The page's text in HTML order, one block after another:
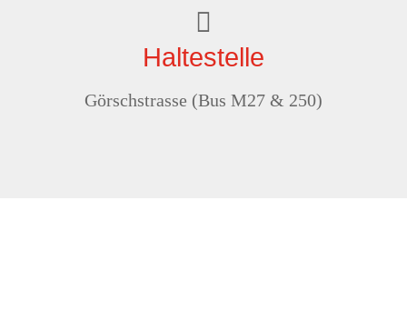

Haltestelle
Görschstrasse (Bus M27 & 250)